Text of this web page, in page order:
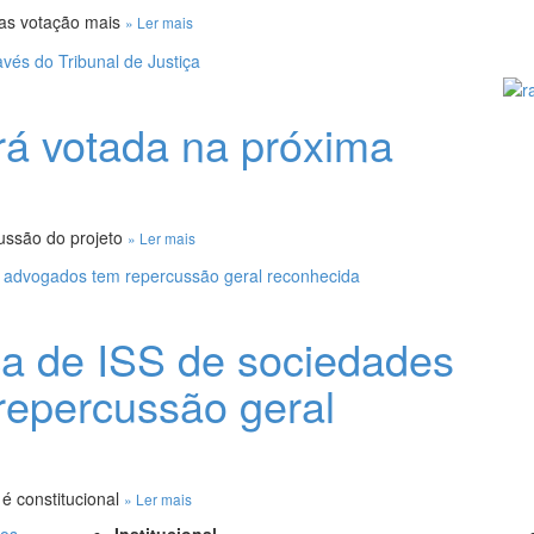
votação mais » Ler mais
votada na próxima
do projeto » Ler mais
de ISS de sociedades
geral
constitucional » Ler mais